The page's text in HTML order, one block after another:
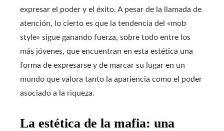
expresar el poder y el éxito. A pesar de la llamada de
atención, lo cierto es que la tendencia del «mob
style» sigue ganando fuerza, sobre todo entre los
más jóvenes, que encuentran en esta estética una
forma de expresarse y de marcar su lugar en un
mundo que valora tanto la apariencia como el poder
asociado a la riqueza.
La estética de la mafia: una